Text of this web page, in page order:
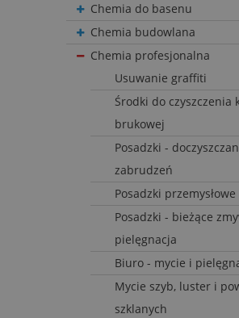
Chemia do basenu
Chemia budowlana
Chemia profesjonalna
Usuwanie graffiti
Środki do czyszczenia
brukowej
Posadzki -
zabrudzeń
Posadzki przemysłowe
Posadzki - bieżące
pielęgnacja
Biuro - mycie i
Mycie szyb, luster i
szklanych